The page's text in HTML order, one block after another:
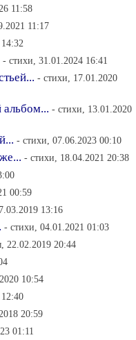
11:58
11:17
- стихи, 31.01.2024 16:41
- стихи, 17.01.2020
- стихи, 13.01.2020
- стихи, 07.06.2023 00:10
- стихи, 18.04.2021 20:38
00:59
13:16
- стихи, 04.01.2021 01:03
22.02.2019 20:44
10:54
20:59
01:11